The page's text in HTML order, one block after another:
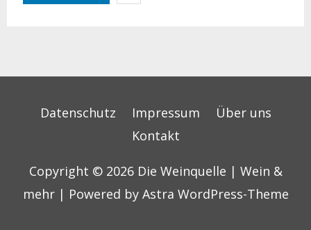
Datenschutz Impressum
Über uns
Kontakt
Copyright © 2026 Die Weinquelle | Wein &
mehr| Powered by Astra WordPress-Theme